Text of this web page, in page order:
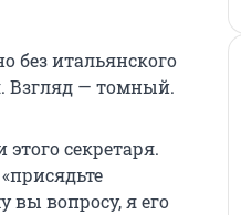
без итальянского
Взгляд — томный.
секретаря.
вы вопросу, я его